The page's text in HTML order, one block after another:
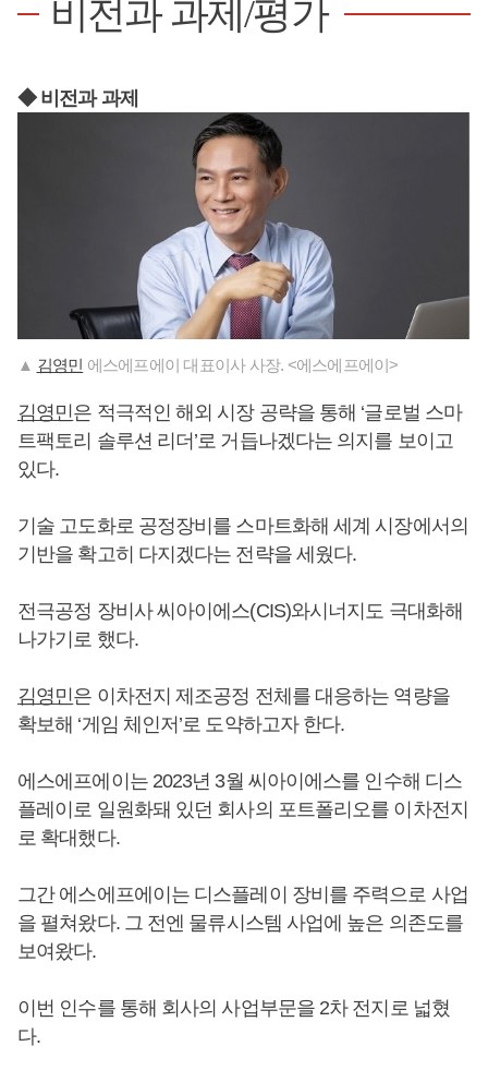
비전과 과제/평가
◆ 비전과 과제
▲ 김영민 에스에프에이 대표이사 사장. <에스에프에이>
김영민은 적극적인 해외 시장 공략을 통해 ‘글로벌 스마
트팩토리 솔루션 리더’로 거듭나겠다는 의지를 보이고
있다.
기술 고도화로 공정장비를 스마트화해 세계 시장에서의
기반을 확고히 다지겠다는 전략을 세웠다.
전극공정 장비사 씨아이에스(CIS)와시너지도 극대화해
나가기로 했다.
김영민은 이차전지 제조공정 전체를 대응하는 역량을
확보해 ‘게임 체인저’로 도약하고자 한다.
에스에프에이는 2023년 3월 씨아이에스를 인수해 디스
플레이로 일원화돼 있던 회사의 포트폴리오를 이차전지
로 확대했다.
그간 에스에프에이는 디스플레이 장비를 주력으로 사업
을 펼쳐왔다. 그 전엔 물류시스템 사업에 높은 의존도를
보여왔다.
이번 인수를 통해 회사의 사업부문을 2차 전지로 넓혔
다.